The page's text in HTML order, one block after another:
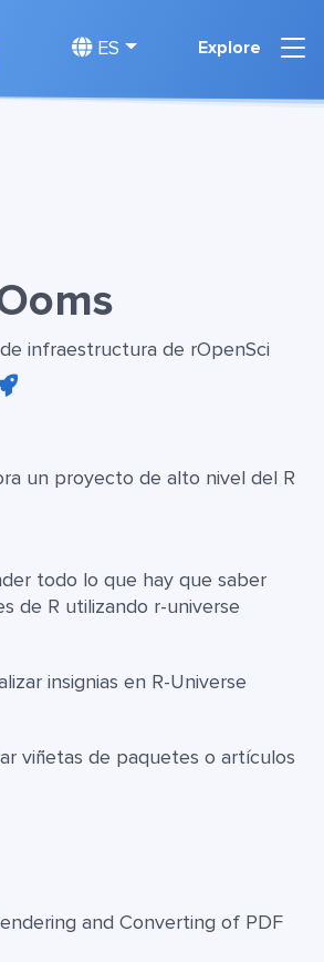
ES Explore
infraestructura de rOpenSci
un proyecto de alto nivel del R
todo lo que hay que saber
de R utilizando r-universe
insignias en R-Universe
viñetas de paquetes o artículos
and Converting of PDF